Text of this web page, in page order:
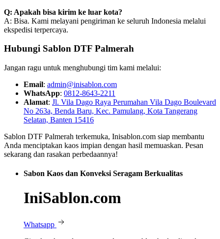
Q: Apakah bisa kirim ke luar kota?
A: Bisa. Kami melayani pengiriman ke seluruh Indonesia melalui
ekspedisi terpercaya.
Hubungi Sablon DTF Palmerah
Jangan ragu untuk menghubungi tim kami melalui:
Email: admin@inisablon.com
WhatsApp: 0812-8643-2211
Alamat: Jl. Vila Dago Raya Perumahan Vila Dago Boulevard
No 263a, Benda Baru, Kec. Pamulang, Kota Tangerang
Selatan, Banten 15416
Sablon DTF Palmerah terkemuka, Inisablon.com siap membantu
Anda menciptakan kaos impian dengan hasil memuaskan. Pesan
sekarang dan rasakan perbedaannya!
Sabon Kaos dan Konveksi Seragam Berkualitas
IniSablon.com
Whatsapp